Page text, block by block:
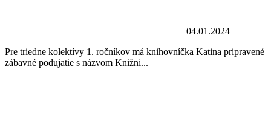
04.01.2024
Pre triedne kolektívy 1. ročníkov má knihovníčka Katina pripravené
zábavné podujatie s názvom Knižni...